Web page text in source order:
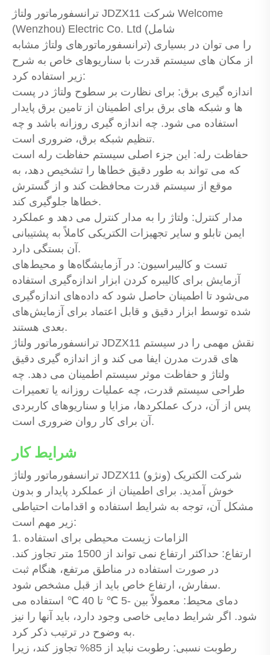
ترانسفورماتور ولتاژ JDZX11 شرکت Welcome
(Wenzhou) Electric Co. Ltd (شامل
ترانسفورماتورهای ولتاژ مشابه) را می توان در بسیاری
از مکان های سیستم قدرت با سناریوهای خاص به شرح
زیر استفاده کرد:
اندازه گیری برق: برای نظارت بر سطوح ولتاژ در پست
ها و شبکه های برق برای اطمینان از تامین برق پایدار
استفاده می شود. چه اندازه گیری روزانه باشد و چه
تنظیم شبکه برق، ضروری است.
حفاظت رله: این جزء اصلی سیستم حفاظت رله است
که می تواند به طور دقیق خطاها را تشخیص دهد، به
موقع از سیستم قدرت محافظت کند و از گسترش
خطاها جلوگیری کند.
مدار کنترل: ولتاژ را به مدار کنترل می دهد و عملکرد
ایمن تابلو و سایر تجهیزات الکتریکی کاملاً به پشتیبانی
آن بستگی دارد.
تست و کالیبراسیون: در آزمایشگاه‌ها و محیط‌های
آزمایش برای کالیبره کردن ابزار اندازه‌گیری استفاده
می‌شود تا اطمینان حاصل شود که داده‌های اندازه‌گیری
شده توسط ابزار دقیق و قابل اعتماد برای آزمایش‌های
بعدی هستند.
ترانسفورماتور ولتاژ JDZX11 نقش مهمی را در سیستم
های قدرت مدرن ایفا می کند و از اندازه گیری دقیق
ولتاژ و حفاظت موثر سیستم اطمینان می دهد. چه
طراحی سیستم قدرت، چه عملیات روزانه یا تعمیرات
پس از آن، درک عملکردها، مزایا و سناریوهای کاربردی
آن برای کار روان ضروری است.
شرایط کار
ترانسفورماتور ولتاژ JDZX11 شرکت الکتریک (ونژو)
خوش آمدید. برای اطمینان از عملکرد پایدار و بدون
مشکل آن، توجه به شرایط استفاده و اقدامات احتیاطی
زیر مهم است:
1. الزامات زیست محیطی برای استفاده
ارتفاع: حداکثر ارتفاع نمی تواند از 1500 متر تجاوز کند.
در صورت استفاده در مناطق مرتفع، هنگام ثبت
سفارش، ارتفاع خاص باید از قبل مشخص شود.
دمای محیط: معمولاً بین -5 ℃ تا 40 ℃ استفاده می
شود. اگر شرایط دمایی خاصی وجود دارد، باید آنها را نیز
به وضوح در ترتیب ذکر کرد.
رطوبت نسبی: رطوبت نباید از 85% تجاوز کند، زیرا